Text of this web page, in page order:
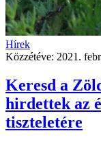
Hírek
Közzétéve: 2021.
Keresd a
hirdettek az
tiszteletére